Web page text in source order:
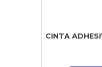
CINTA